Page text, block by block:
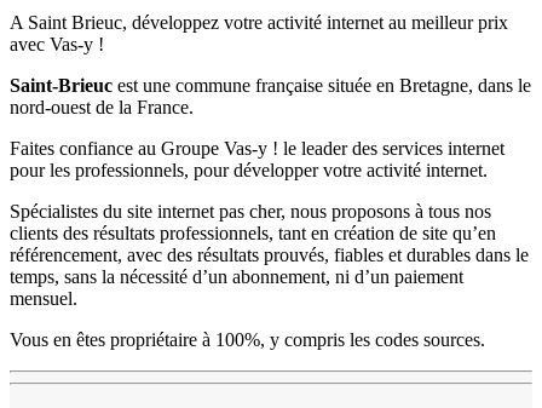
A Saint Brieuc, développez votre activité internet au meilleur prix
avec Vas-y !
Saint-Brieuc est une commune française située en Bretagne, dans le
nord-ouest de la France.
Faites confiance au Groupe Vas-y ! le leader des services internet
pour les professionnels, pour développer votre activité internet.
Spécialistes du site internet pas cher, nous proposons à tous nos
clients des résultats professionnels, tant en création de site qu’en
référencement, avec des résultats prouvés, fiables et durables dans le
temps, sans la nécessité d’un abonnement, ni d’un paiement
mensuel.
Vous en êtes propriétaire à 100%, y compris les codes sources.